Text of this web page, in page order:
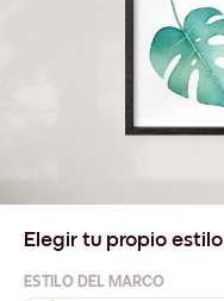
Elegir tu propio estilo
ESTILO DEL MARCO